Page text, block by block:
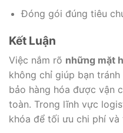
Đóng gói đúng tiêu
Kết Luận
Việc nắm rõ những mặt
không chỉ giúp bạn
bảo hàng hóa được vận
toàn. Trong lĩnh vực
khóa để tối ưu chi phí và